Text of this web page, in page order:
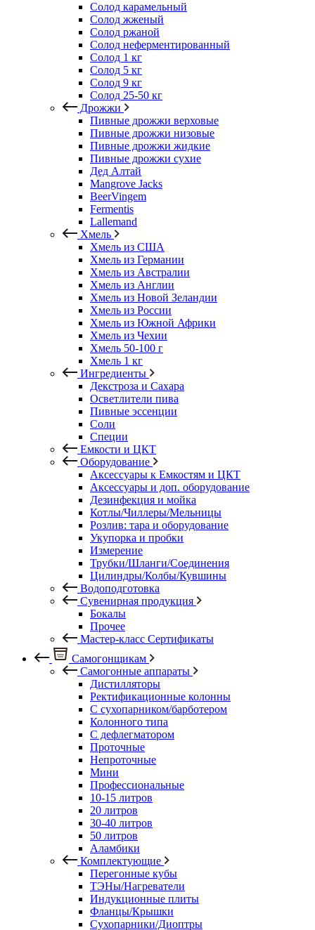
Солод карамельный
Солод жженый
Солод ржаной
Солод неферментированный
Солод 1 кг
Солод 5 кг
Солод 9 кг
Солод 25-50 кг
Дрожжи
Пивные дрожжи верховые
Пивные дрожжи низовые
Пивные дрожжи жидкие
Пивные дрожжи сухие
Дед Алтай
Mangrove Jacks
BeerVingem
Fermentis
Lallemand
Хмель
Хмель из США
Хмель из Германии
Хмель из Австралии
Хмель из Англии
Хмель из Новой Зеландии
Хмель из России
Хмель из Южной Африки
Хмель из Чехии
Хмель 50-100 г
Хмель 1 кг
Ингредиенты
Декстроза и Сахара
Осветлители пива
Пивные эссенции
Соли
Специи
Емкости и ЦКТ
Оборудование
Аксессуары к Емкостям и ЦКТ
Аксессуары и доп. оборудование
Дезинфекция и мойка
Котлы/Чиллеры/Мельницы
Розлив: тара и оборудование
Укупорка и пробки
Измерение
Трубки/Шланги/Соединения
Цилиндры/Колбы/Кувшины
Водоподготовка
Сувенирная продукция
Бокалы
Прочее
Мастер-класс Сертификаты
Самогонщикам
Самогонные аппараты
Дистилляторы
Ректификационные колонны
С сухопарником/барботером
Колонного типа
С дефлегматором
Проточные
Непроточные
Мини
Профессиональные
10-15 литров
20 литров
30-40 литров
50 литров
Аламбики
Комплектующие
Перегонные кубы
ТЭНы/Нагреватели
Индукционные плиты
Фланцы/Крышки
Сухопарники/Диоптры